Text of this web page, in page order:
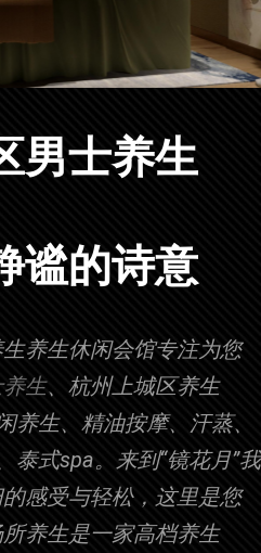
男士养生
谧的诗意
养生休闲会馆专注为您
生、杭州上城区养生
养生、精油按摩、汗蒸、
泰式spa。来到“镜花月”我
感受与轻松，这里是您
养生是一家高档养生